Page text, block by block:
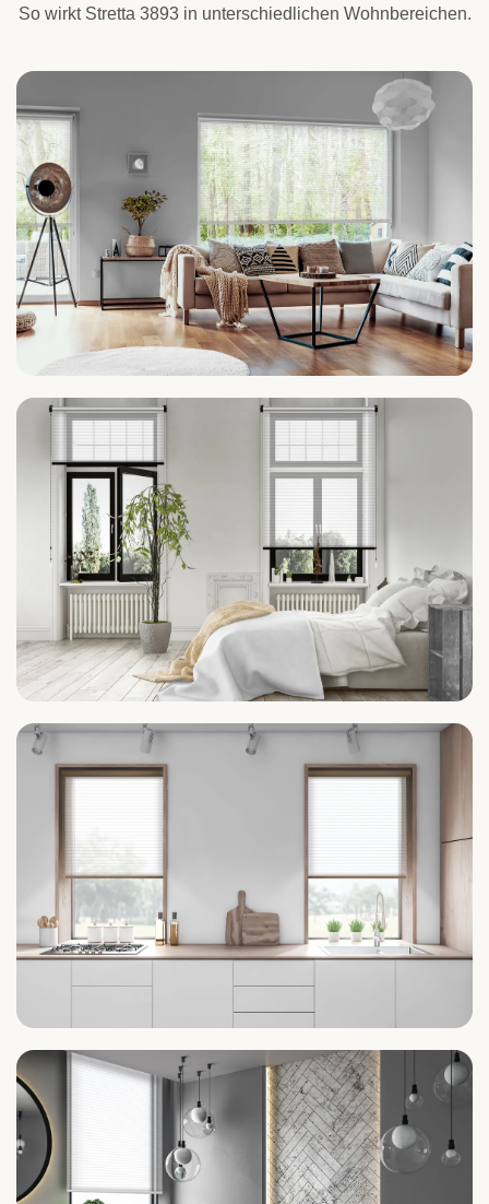
So wirkt Stretta 3893 in unterschiedlichen Wohnbereichen.
Wohnzimmer
Schlafzimmer
Küche